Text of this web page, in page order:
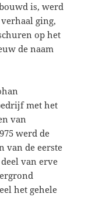
is, werd
ging,
op het
de naam
met het
van
werd de
van de eerste
van erve
het gehele